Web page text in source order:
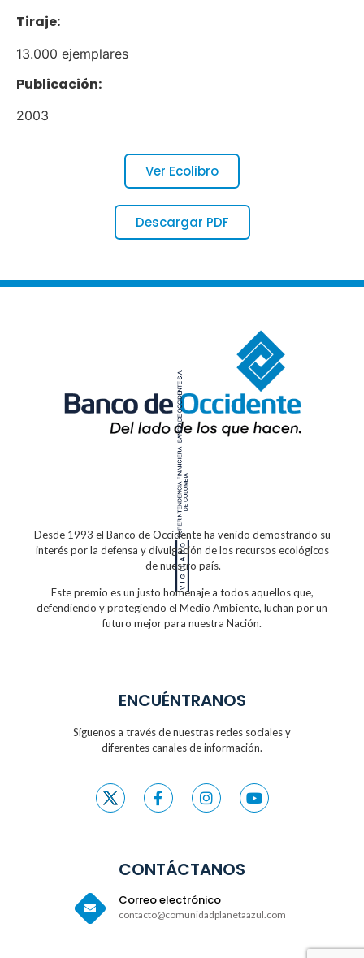
Tiraje:
13.000 ejemplares
Publicación:
2003
Ver Ecolibro
Descargar PDF
Desde 1993 el Banco de Occidenteha venido demostrando su
interés por la defensa y divulgación de los recursos ecológicos
de nuestro país.
Este premio es un justo homenaje a todosaquellos que,
defendiendo y protegiendo el Medio Ambiente, luchan por un
futuro mejor para nuestra Nación.
ENCUÉNTRANOS
Síguenos a través de nuestras redes sociales y
diferentes canales de información.
CONTÁCTANOS
Correo electrónico
contacto@comunidadplanetaazul.com